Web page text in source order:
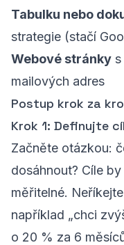
Tabulku nebo
strategie (stačí
Webové stránky s
mailových adres
Postup krok za
Krok 1: Definujte
Začněte otázkou:
dosáhnout? Cíle
měřitelné.
například „chci
o 20 % za 6